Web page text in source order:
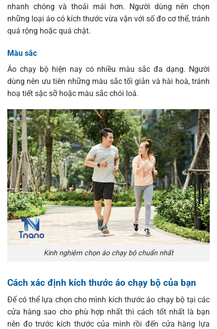
nhanh chóng và thoải mái hơn. Người dùng nên chọn
những loại áo có kích thước vừa vặn với số đo cơ thể, tránh
quá rộng hoặc quá chật.
Màu sắc
Áo chạy bộ hiện nay có nhiều màu sắc đa dạng. Người
dùng nên ưu tiên những màu sắc tối giản và hài hoà, tránh
hoạ tiết sặc sỡ hoặc màu sắc chói loá.
Kinh nghiệm chọn áo chạy bộ chuẩn nhất
Cách xác định kích thước áo chạy bộ của bạn
Để có thể lựa chọn cho mình kích thước áo chạy bộ tại các
cửa hàng sao cho phù hợp nhất thì cách tốt nhất là bạn
nên đo trước kích thước của mình rồi đến cửa hàng lựa